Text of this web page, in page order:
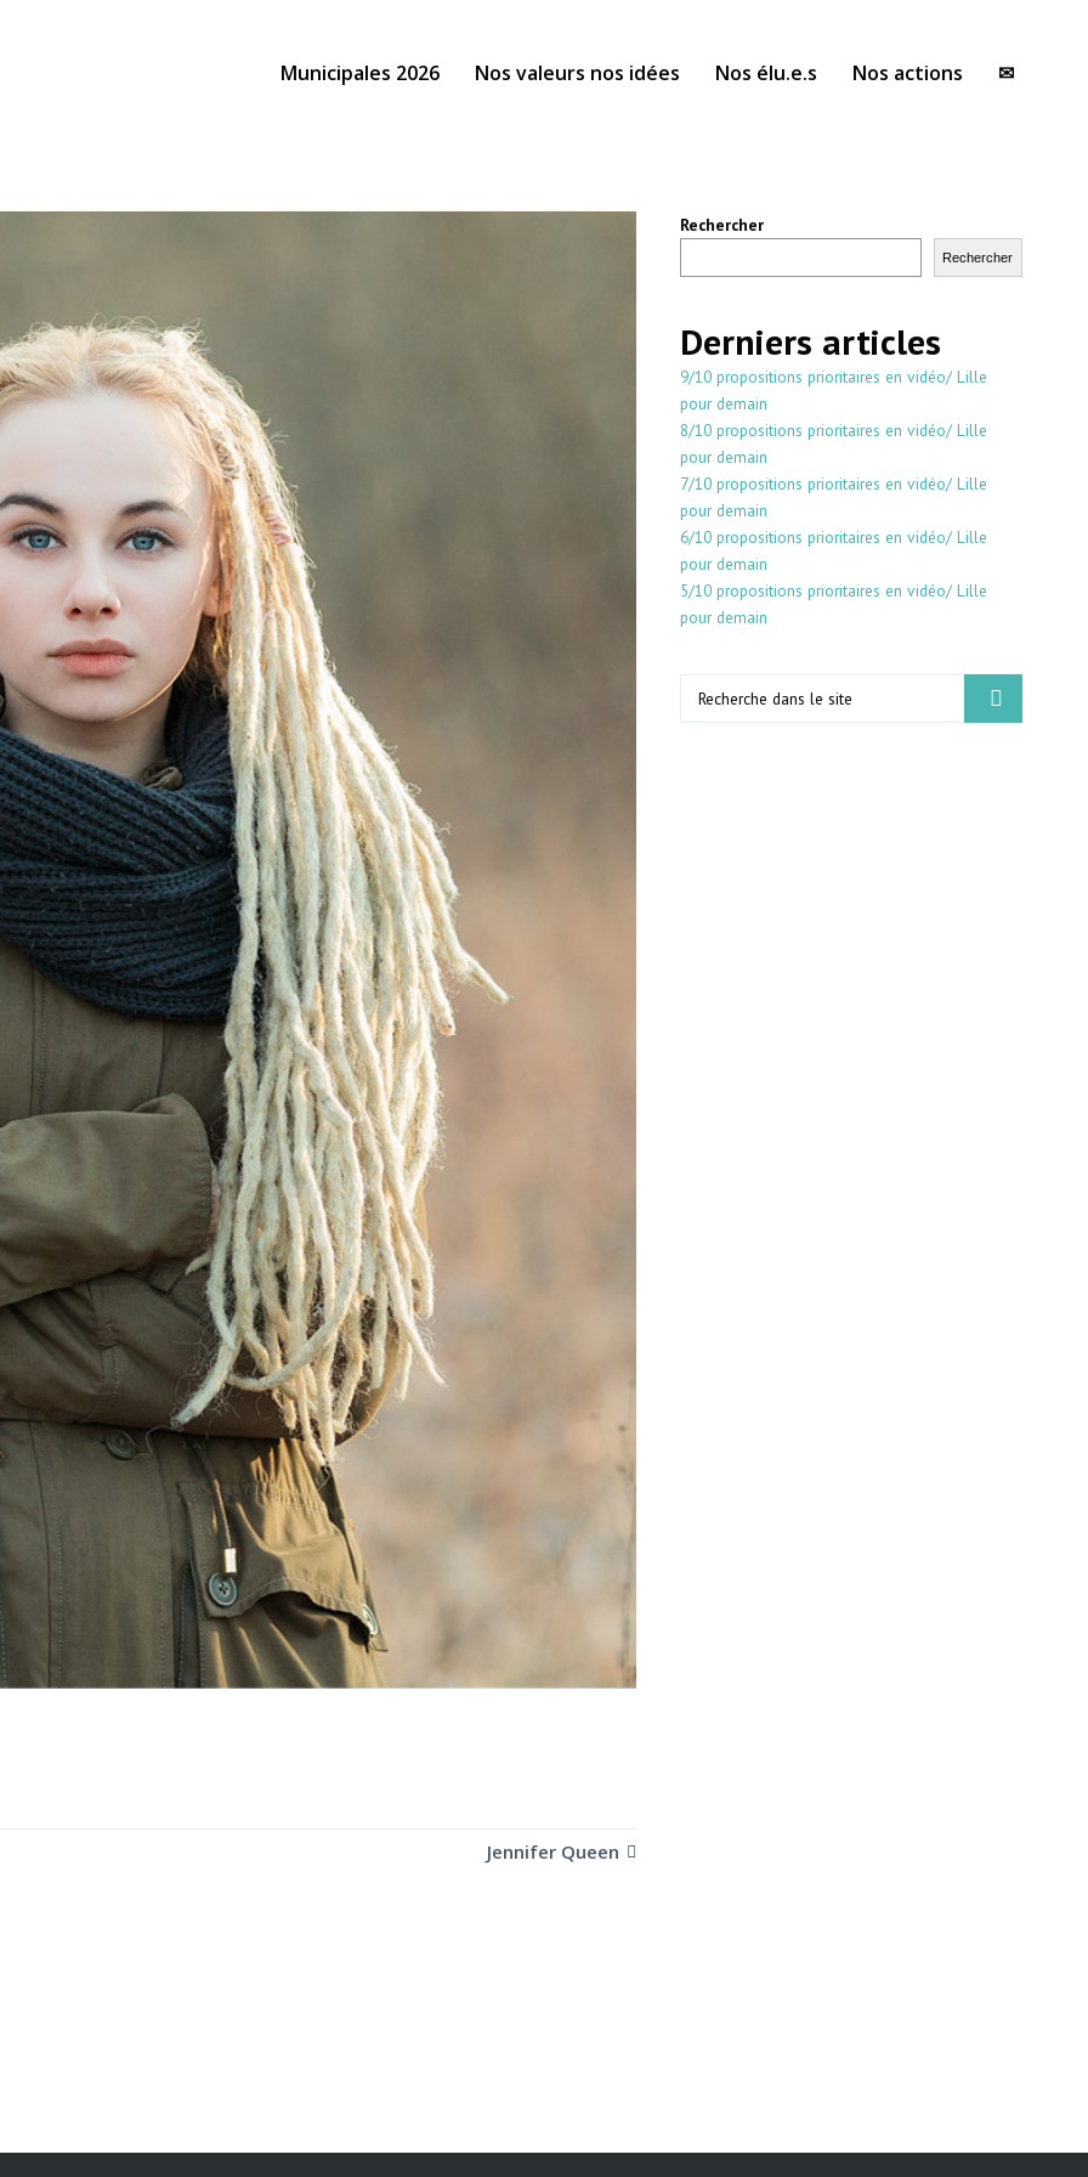
Municipales 2026 Nos valeurs nos idées Nos élu.e.s Nos actions ✉
Jennifer Queen
Rechercher
Rechercher
Derniers articles
9/10 propositions prioritaires en vidéo/ Lille
pour demain
8/10 propositions prioritaires en vidéo/ Lille
pour demain
7/10 propositions prioritaires en vidéo/ Lille
pour demain
6/10 propositions prioritaires en vidéo/ Lille
pour demain
5/10 propositions prioritaires en vidéo/ Lille
pour demain